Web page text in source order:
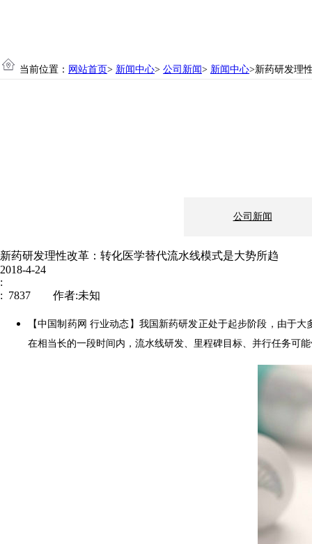
新药研发理性改革：转化医学替代流水线模式是大势所趋
2018-4-24
:
: 7837 作者:未知
【中国制药网 行业动态】我国新药研发正处于起步阶段，由于
在相当长的一段时间内，流水线研发、里程碑目标、并行任务可
当前位置： 网站首页> 新闻中心> 公司新闻> 新闻中心>新药研发理
公司新闻
制造地基：上海
邮编： 200241
网址：